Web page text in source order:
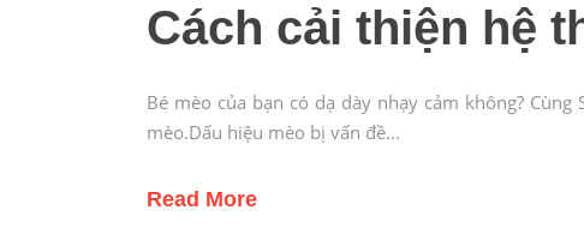
Cách cải thiện hệ
Bé mèo của bạn có dạ dày nhạy cảm không?
mèo.Dấu hiệu mèo bị vấn đề
Read More